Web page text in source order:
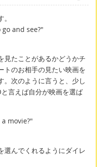
and see?"
見たことがあるかどうかチ
トのお相手の見たい映画を
。次のように言うと、少し
言えば自分が映画を選ば
movie?"
選んでくれるようにダイレ